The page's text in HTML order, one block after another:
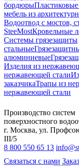
бордюры
мебель из
Водоотвод с мостов,
SteeMostКровельные
Системы грязезащиты
стальные
алюминиевые
Изделия из
нержавеющей стали
заказчикаТрапы из
нержавеющей стали
Производство систем
поверхностного
г. Москва, ул.
III/5
8 800 550 65 13
Связаться с нами